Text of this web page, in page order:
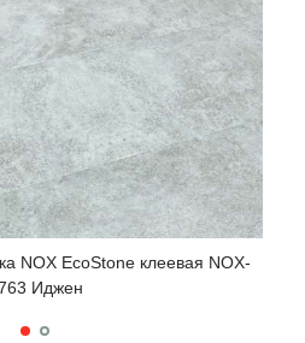
NOX EcoStone клеевая NOX-
Иджен